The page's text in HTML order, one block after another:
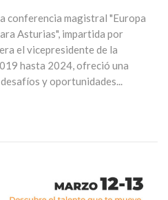
conferencia magistral "Europa
Asturias", impartida por
el vicepresidente de la
hasta 2024, ofreció una
y oportunidades...